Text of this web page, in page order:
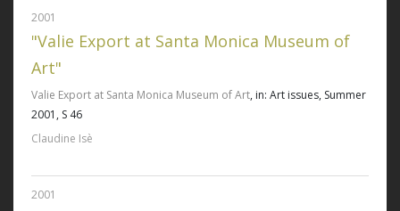
2001
"Valie Export at Santa Monica Museum of
Art"
Valie Export at Santa Monica Museum of Art, in: Art issues, Summer
2001, S 46
Claudine Isè
2001